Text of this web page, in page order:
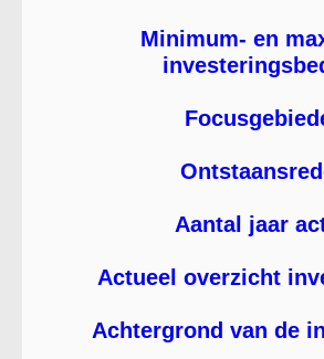
Minimum- en
Aantal jaar
Actueel overzicht
Achtergrond van de